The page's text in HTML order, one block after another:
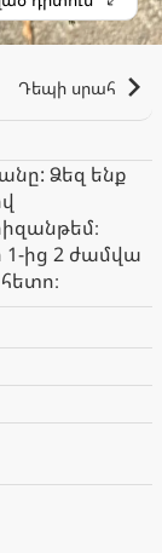
Դեպի սրահ
Ձեզ ենք
ից 2 ժամվա